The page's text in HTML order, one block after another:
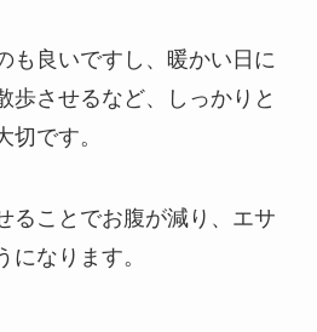
も良いですし、暖かい日に
歩させるなど、しっかりと
切です。
ることでお腹が減り、エサ
になります。